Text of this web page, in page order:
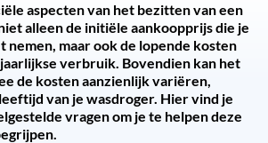
aspecten van het bezitten van een
alleen de initiële aankoopprijs die je
nemen, maar ook de lopende kosten
verbruik. Bovendien kan het
de kosten aanzienlijk variëren,
van je wasdroger. Hier vind je
vragen om je te helpen deze